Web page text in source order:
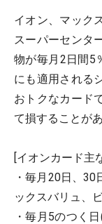
イオン、マック
スーパーセンタ
物が毎月2日間5
にも適用される
おトクなカード
て損することが
[イオンカード主
・毎月20日、
ックスバリュ、
・毎月5のつく